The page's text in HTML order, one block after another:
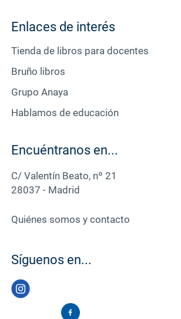
Enlaces de interés
Tienda de libros para docentes
Bruño libros
Grupo Anaya
Hablamos de educación
Encuéntranos en...
C/ Valentín Beato, nº 21
28037 - Madrid
Quiénes somos y contacto
Síguenos en...